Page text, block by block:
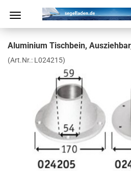
Alu­mi­ni­um Tisch­bein,
(Art.Nr.: L024215)